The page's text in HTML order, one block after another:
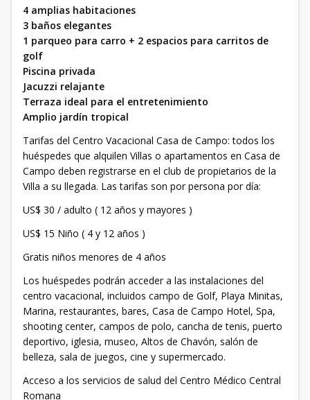
4 amplias habitaciones
3 baños elegantes
1 parqueo para carro + 2 espacios para carritos de
golf
Piscina privada
Jacuzzi relajante
Terraza ideal para el entretenimiento
Amplio jardín tropical
Tarifas del Centro Vacacional Casa de Campo: todos los
huéspedes que alquilen Villas o apartamentos en Casa de
Campo deben registrarse en el club de propietarios de la
Villa a su llegada. Las tarifas son por persona por día:
US$ 30 / adulto ( 12 años y mayores )
US$ 15 Niño ( 4 y 12 años )
Gratis niños menores de 4 años
Los huéspedes podrán acceder a las instalaciones del
centro vacacional, incluidos campo de Golf, Playa Minitas,
Marina, restaurantes, bares, Casa de Campo Hotel, Spa,
shooting center, campos de polo, cancha de tenis, puerto
deportivo, iglesia, museo, Altos de Chavón, salón de
belleza, sala de juegos, cine y supermercado.
Acceso a los servicios de salud del Centro Médico Central
Romana